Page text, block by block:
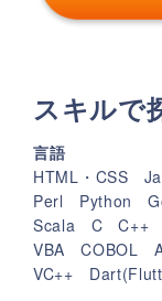
スキルで
言語
HTML・CSS
Perl
Python
Scala
C C++
VBA
COBOL
VC++